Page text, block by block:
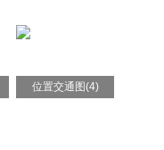
位置交通图(4)